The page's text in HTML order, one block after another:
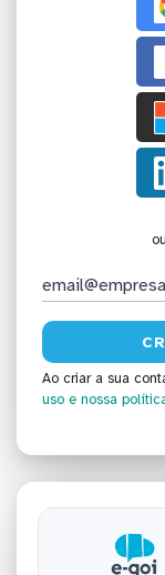
Ao criar a sua
uso e nossa